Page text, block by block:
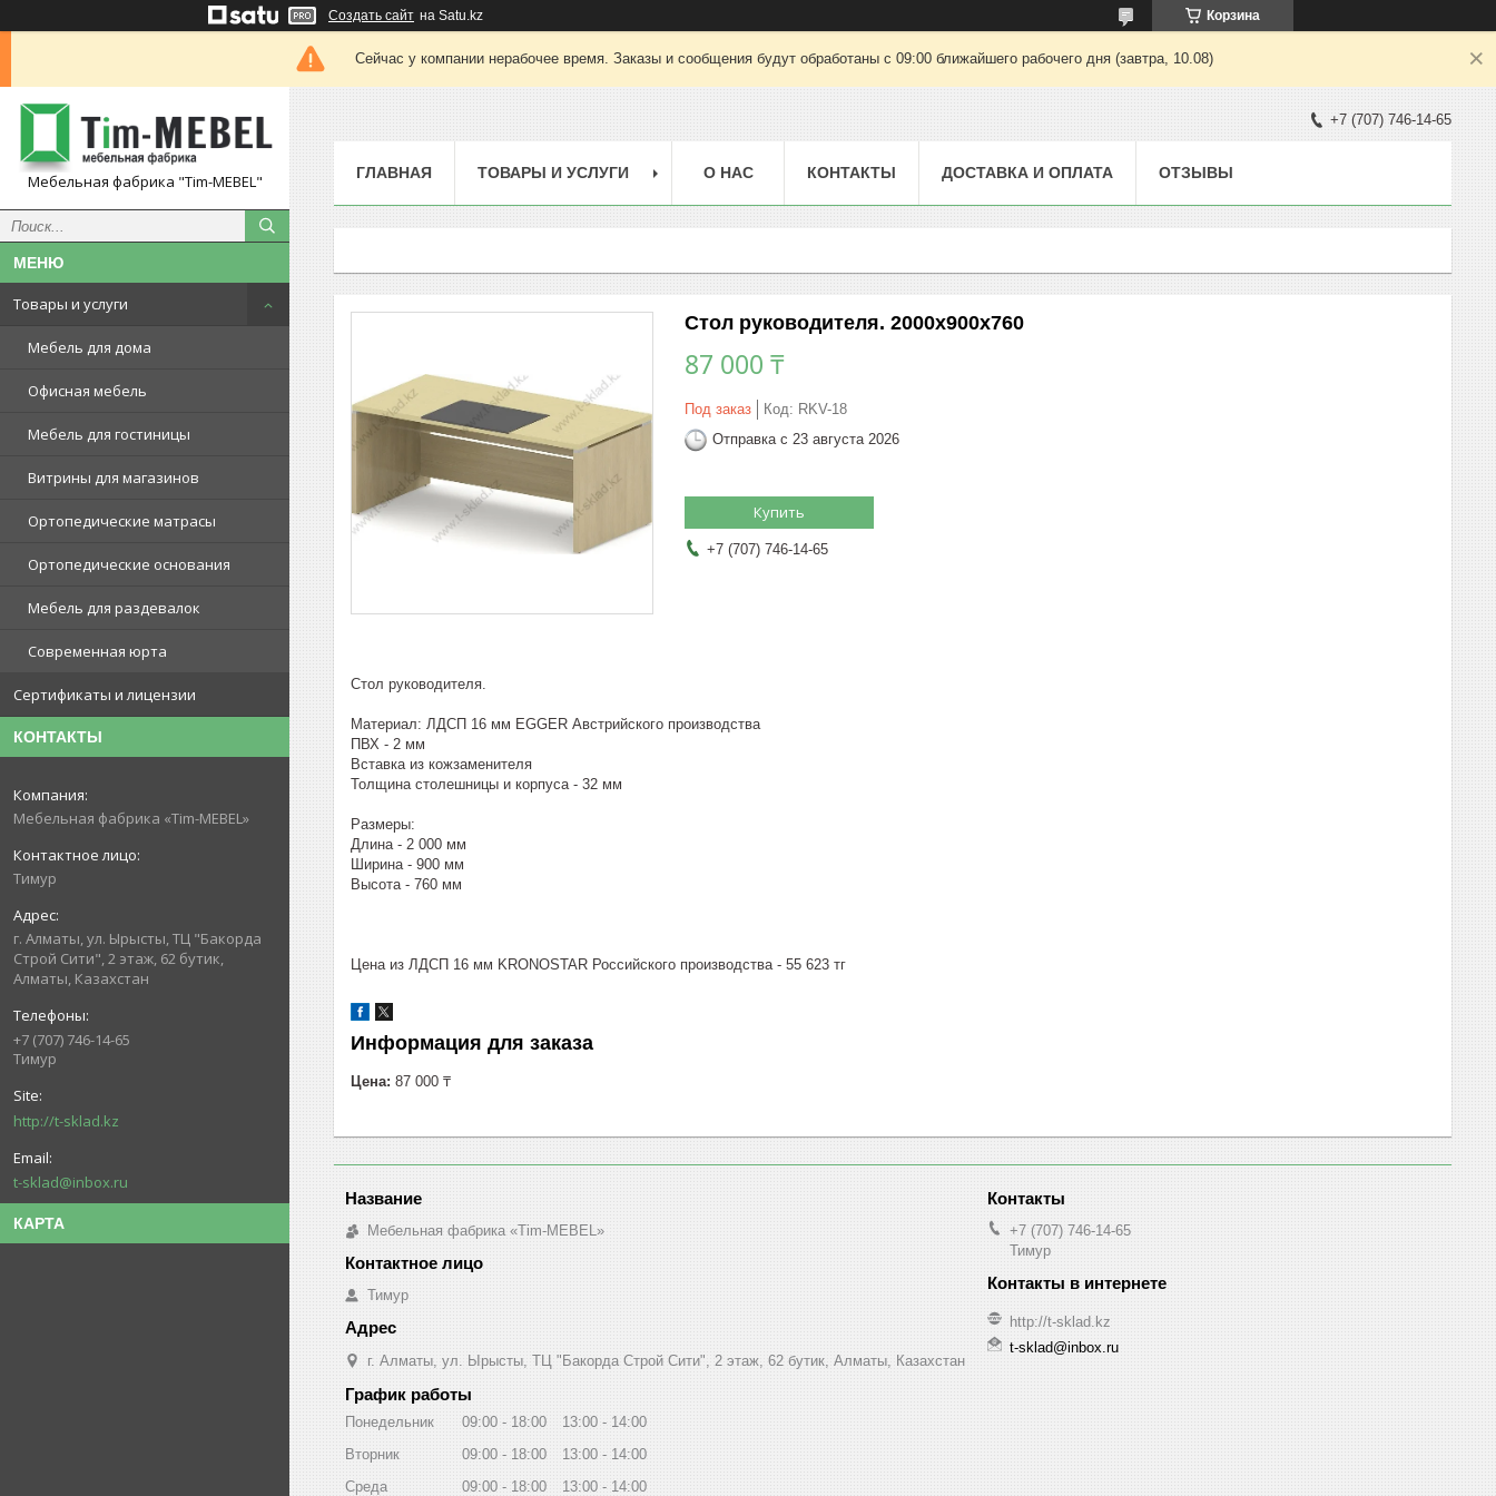
Создать сайт на Satu.kz Корзина
Сейчас у компании нерабочее время. Заказы и сообщения будут обработаны с 09:00 ближайшего рабочего дня (завтра, 10.08)
Мебельная фабрика "Tim-MEBEL"
Товары и услуги
Мебель для дома
Офисная мебель
Мебель для гостиницы
Витрины для магазинов
Ортопедические матрасы
Ортопедические основания
Мебель для раздевалок
Современная юрта
Сертификаты и лицензии
КОНТАКТЫ
Мебельная фабрика «Tim-MEBEL»
Тимур
г. Алматы, ул. Ырысты, ТЦ "Бакорда
Строй Сити", 2 этаж, 62 бутик,
Алматы, Казахстан
+7 (707) 746-14-65
Тимур
http://t-sklad.kz
t-sklad@inbox.ru
КАРТА
+7 (707) 746-14-65
ГЛАВНАЯ ТОВАРЫ И УСЛУГИ О НАС КОНТАКТЫ ДОСТАВКА И ОПЛАТА ОТЗЫВЫ
Стол руководителя. 2000х900х760
87 000 ₸
Под заказ Код: RKV-18
Отправка с 23 августа 2026
Купить
+7 (707) 746-14-65
Стол руководителя.
Материал: ЛДСП 16 мм EGGER Австрийского производства
ПВХ - 2 мм
Вставка из кожзаменителя
Толщина столешницы и корпуса - 32 мм
Размеры:
Длина - 2 000 мм
Ширина - 900 мм
Высота - 760 мм
Цена из ЛДСП 16 мм KRONOSTAR Российского производства - 55 623 тг
Информация для заказа
Цена: 87 000 ₸
Мебельная фабрика «Tim-MEBEL»
Тимур
г. Алматы, ул. Ырысты, ТЦ "Бакорда Строй Сити", 2 этаж, 62 бутик, Алматы, Казахстан
+7 (707) 746-14-65
Тимур
http://t-sklad.kz
t-sklad@inbox.ru
График работы
Понедельник 09:00 18:00 13:00
14:00
Вторник
09:00 18:00 13:00
14:00
Среда
09:00 18:00 13:00 14:00